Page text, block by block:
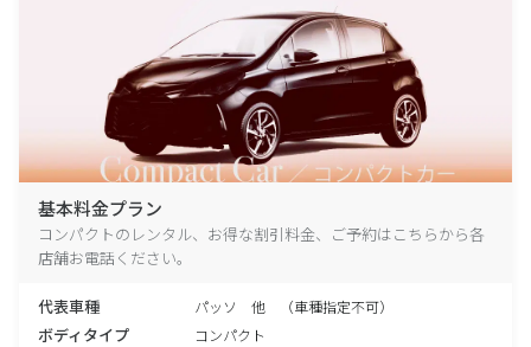
基本料金プラン
コンパクトのレンタル、お得な割引料金、ご予約はこちらから各
店舗お電話ください。
代表車種 パッソ 他 （車種指定不可）
ボディタイプ コンパクト